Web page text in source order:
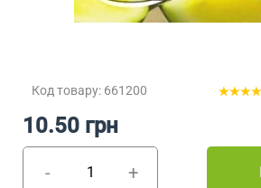
Код товару: 661200
- +
10.50 грн